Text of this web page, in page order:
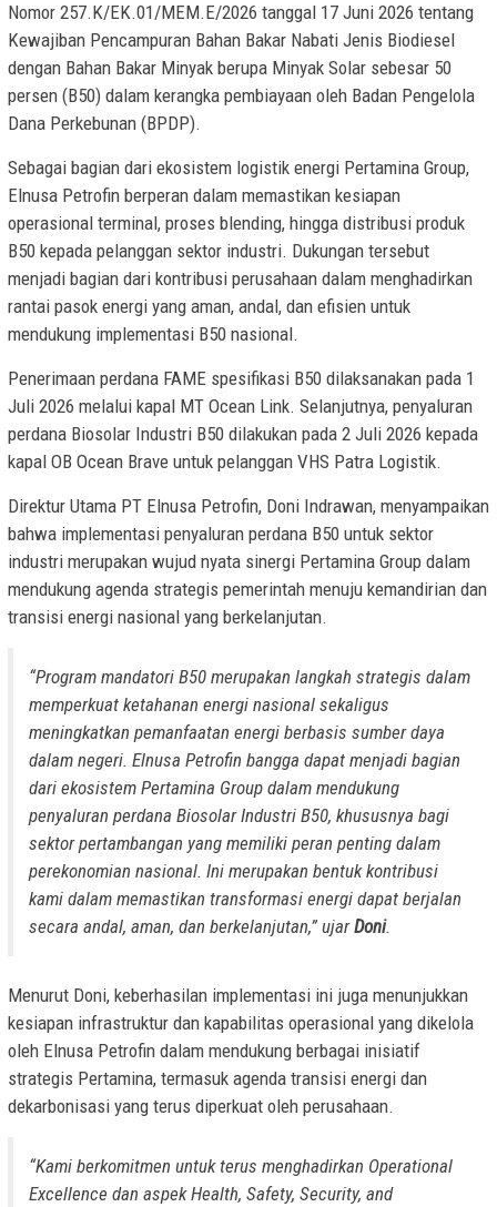
Nomor 257.K/EK.01/MEM.E/2026 tanggal 17 Juni 2026 tentang
Kewajiban Pencampuran Bahan Bakar Nabati Jenis Biodiesel
dengan Bahan Bakar Minyak berupa Minyak Solar sebesar 50
persen (B50) dalam kerangka pembiayaan oleh Badan Pengelola
Dana Perkebunan (BPDP).
Sebagai bagian dari ekosistem logistik energi Pertamina Group,
Elnusa Petrofin berperan dalam memastikan kesiapan
operasional terminal, proses blending, hingga distribusi produk
B50 kepada pelanggan sektor industri. Dukungan tersebut
menjadi bagian dari kontribusi perusahaan dalam menghadirkan
rantai pasok energi yang aman, andal, dan efisien untuk
mendukung implementasi B50 nasional.
Penerimaan perdana FAME spesifikasi B50 dilaksanakan pada 1
Juli 2026 melalui kapal MT Ocean Link. Selanjutnya, penyaluran
perdana Biosolar Industri B50 dilakukan pada 2 Juli 2026 kepada
kapal OB Ocean Brave untuk pelanggan VHS Patra Logistik.
Direktur Utama PT Elnusa Petrofin, Doni Indrawan, menyampaikan
bahwa implementasi penyaluran perdana B50 untuk sektor
industri merupakan wujud nyata sinergi Pertamina Group dalam
mendukung agenda strategis pemerintah menuju kemandirian dan
transisi energi nasional yang berkelanjutan.
“Program mandatori B50 merupakan langkah strategis dalam
memperkuat ketahanan energi nasional sekaligus
meningkatkan pemanfaatan energi berbasis sumber daya
dalam negeri. Elnusa Petrofin bangga dapat menjadi bagian
dari ekosistem Pertamina Group dalam mendukung
penyaluran perdana Biosolar Industri B50, khususnya bagi
sektor pertambangan yang memiliki peran penting dalam
perekonomian nasional. Ini merupakan bentuk kontribusi
kami dalam memastikan transformasi energi dapat berjalan
secara andal, aman, dan berkelanjutan,” ujarDoni.
Menurut Doni, keberhasilan implementasi ini juga menunjukkan
kesiapan infrastruktur dan kapabilitas operasional yang dikelola
oleh Elnusa Petrofin dalam mendukung berbagai inisiatif
strategis Pertamina, termasuk agenda transisi energi dan
dekarbonisasi yang terus diperkuat oleh perusahaan.
“Kami berkomitmen untuk terus menghadirkan Operational
Excellence dan aspek Health, Safety, Security, and